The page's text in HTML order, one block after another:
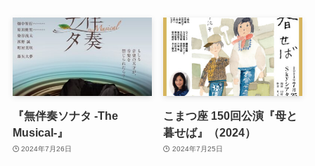
『無伴奏ソナタ -The
Musical-』
2024年7月26日
こまつ座 150回公演『母と
暮せば』（2024）
2024年7月25日